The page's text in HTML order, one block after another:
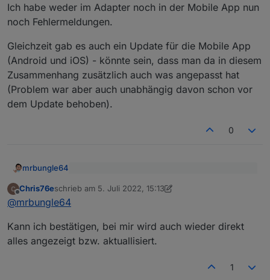
Trotzdem nicht gut, dass das Problem nun schon
mehrere Tage besteht ... Aber es kann natürlich
sein, dass die gerade dabei sind das zu fixen
(und sich aus diesem Grund der Statuscode
geändert hat)
Ich habe weder im Adapter noch in der Mobile App nun
noch Fehlermeldungen.
Gleichzeit gab es auch ein Update für die Mobile App
(Android und iOS) - könnte sein, dass man da in diesem
Zusammenhang zusätzlich auch was angepasst hat
(Problem war aber auch unabhängig davon schon vor
dem Update behoben).
0
mrbungle64
gerade dabei sind das zu fixen (und sich aus
Das scheint nun auch wirklich der Fall gewesen
zu sein ;)
Ich habe weder im Adapter noch in der Mobile
App nun noch Fehlermeldungen.
Gleichzeit gab es auch ein Update für die Mobile
App (Android und iOS) - könnte sein, dass man
da in diesem Zusammenhang zusätzlich auch was
unabhängig davon schon vor dem Update
Offline
Chris76eschrieb am 5. Juli 2022, 15:13
zuletzt editiert von Chris76e7. Mai 2022, 17:13
@mrbungle64
Kann ich bestätigen, bei mir wird auch wieder direkt
alles angezeigt bzw. aktuallisiert.
1